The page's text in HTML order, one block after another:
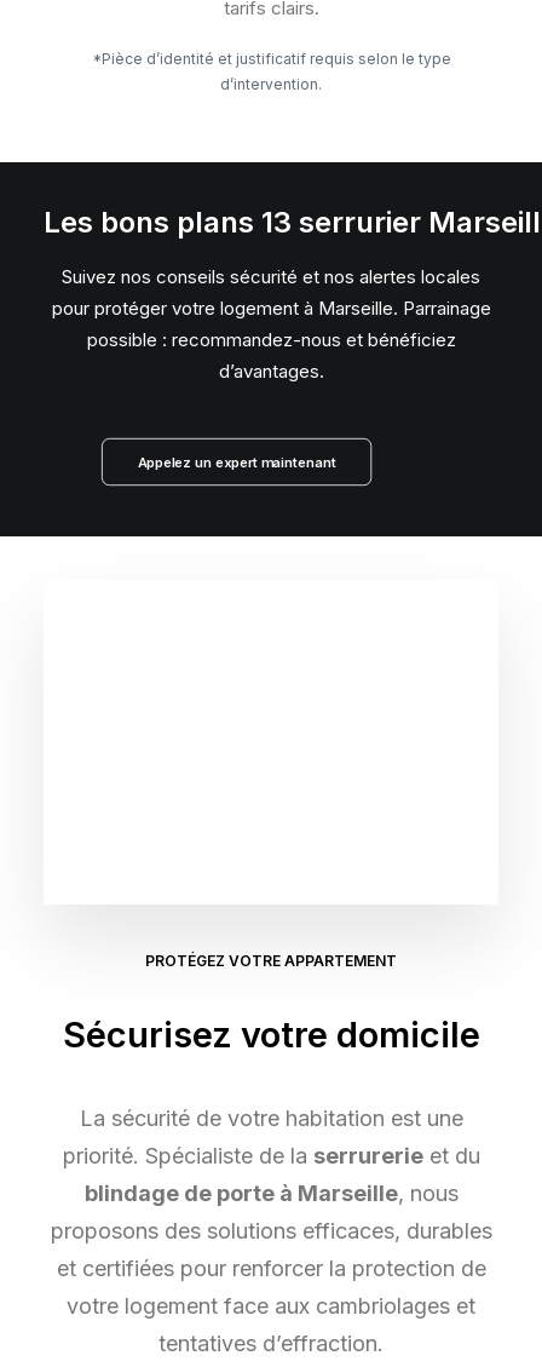
tarifs clairs.
*Pièce d’identité et justificatif requis selon le type
d’intervention.
Les bons plans 13 serrurier
Suivez nos conseils sécurité et nos alertes locales
pour protéger votre logement à Marseille. Parrainage
possible : recommandez-nous et bénéficiez
d’avantages.
Appelez un expert maintenant
PROTÉGEZ VOTRE APPARTEMENT
Sécurisez votre domicile
La sécurité de votre habitation est une
priorité. Spécialiste de la serrurerieet du
blindage de porte à Marseille, nous
proposons des solutions efficaces, durables
et certifiées pour renforcer la protection de
votre logement face aux cambriolages et
tentatives d’effraction.